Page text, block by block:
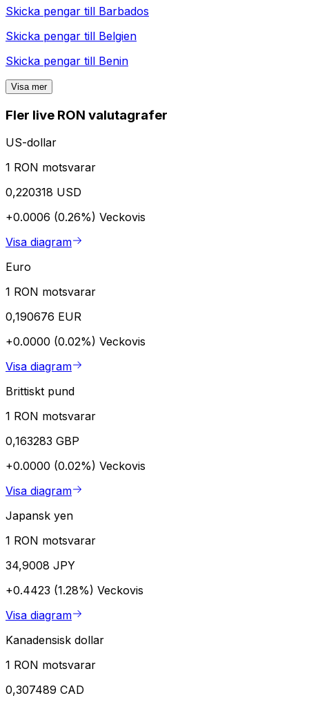
Skicka pengar till Barbados
Skicka pengar till Belgien
Skicka pengar till Benin
Visa mer
Fler live RON valutagrafer
US-dollar
1 RON motsvarar
0,220318 USD
+0.0006 (0.26%) Veckovis
Visa diagram
Euro
1 RON motsvarar
0,190676 EUR
+0.0000 (0.02%) Veckovis
Visa diagram
Brittiskt pund
1 RON motsvarar
0,163283 GBP
+0.0000 (0.02%) Veckovis
Visa diagram
Japansk yen
1 RON motsvarar
34,9008 JPY
+0.4423 (1.28%) Veckovis
Visa diagram
Kanadensisk dollar
1 RON motsvarar
0,307489 CAD